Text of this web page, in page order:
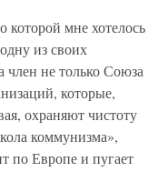
мне хотелось
из своих
член не только Союза
которые,
охраняют чистоту
коммунизма»,
по Европе и пугает